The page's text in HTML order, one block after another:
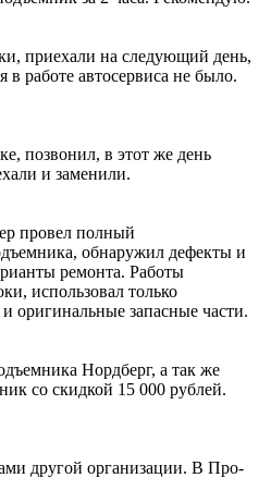
приехали на следующий день,
в работе автосервиса не было.
позвонил, в этот же день
и заменили.
провел полный
обнаружил дефекты и
ремонта. Работы
использовал только
оригинальные запасные части.
Нордберг, а так же
со скидкой 15 000 рублей.
другой организации. В Про-